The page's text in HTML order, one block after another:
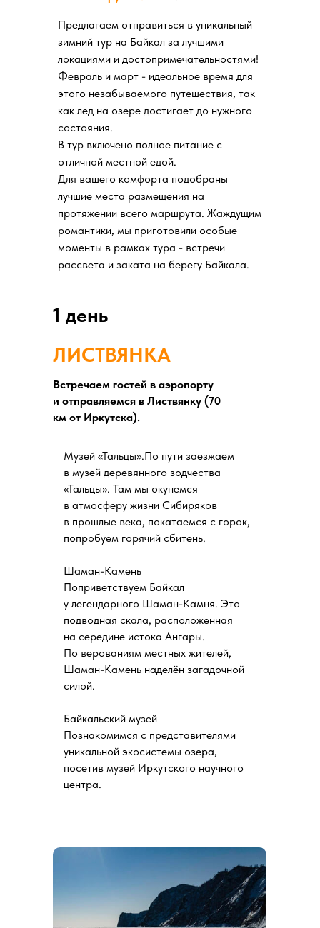
Предлагаем отправиться в уникальный
зимний тур на Байкал за лучшими
локациями и достопримечательностями!
Февраль и март - идеальное время для
этого незабываемого путешествия, так
как лед на озере достигает до нужного
состояния.
В тур включено полное питание с
отличной местной едой.
Для вашего комфорта подобраны
лучшие места размещения на
протяжении всего маршрута. Жаждущим
романтики, мы приготовили особые
моменты в рамках тура - встречи
рассвета и заката на берегу Байкала.
1 день
ЛИСТВЯНКА
Музей «Тальцы».По пути заезжаем
в музей деревянного зодчества
«Тальцы». Там мы окунемся
в атмосферу жизни Сибиряков
в прошлые века, покатаемся с горок,
попробуем горячий сбитень.
Шаман-Камень
Поприветствуем Байкал
у легендарного Шаман-Камня. Это
подводная скала, расположенная
на середине истока Ангары.
По верованиям местных жителей,
Шаман-Камень наделён загадочной
силой.
Байкальский музей
Познакомимся с представителями
уникальной экосистемы озера,
посетив музей Иркутского научного
центра.
Встречаем гостей в аэропорту
и отправляемся в Листвянку (70
км от Иркутска).